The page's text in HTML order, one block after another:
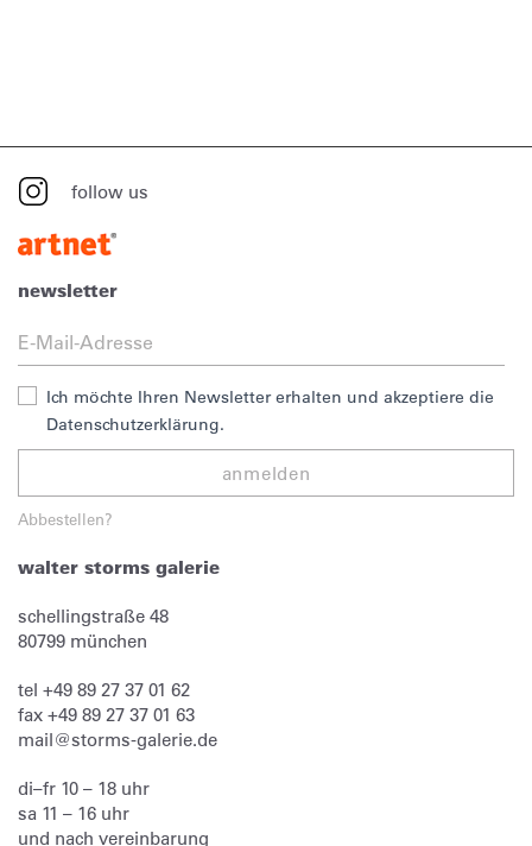
follow us
newsletter
Ich möchte Ihren Newsletter erhalten und akzeptiere die
Datenschutzerklärung.
anmelden
Abbestellen?
walter storms galerie
schellingstraße 48
80799 münchen
tel +49 89 27 37 01 62
fax +49 89 27 37 01 63
mail@storms-galerie.de
di–fr 10 – 18 uhr
sa 11 – 16 uhr
und nach vereinbarung